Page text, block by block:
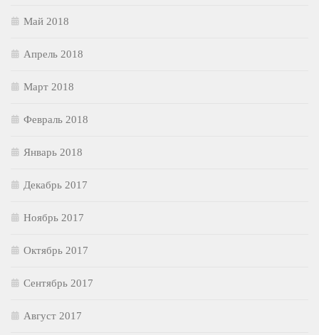
Май 2018
Апрель 2018
Март 2018
Февраль 2018
Январь 2018
Декабрь 2017
Ноябрь 2017
Октябрь 2017
Сентябрь 2017
Август 2017